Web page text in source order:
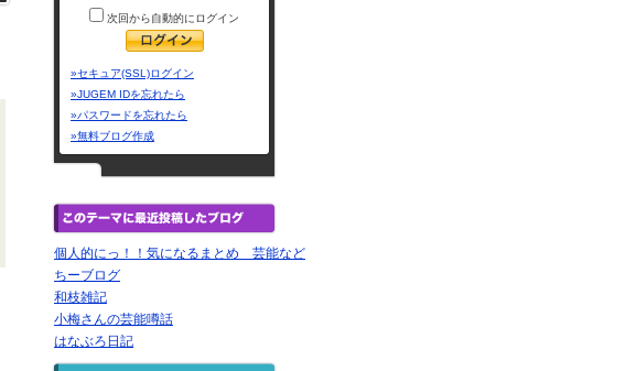
次回から自動的にログイン
»セキュア(SSL)ログイン
»JUGEM IDを忘れたら
»パスワードを忘れたら
»無料ブログ作成
個人的にっ！！気になるまとめ 芸能など
ちーブログ
和枝雑記
小梅さんの芸能噂話
はなぶろ日記